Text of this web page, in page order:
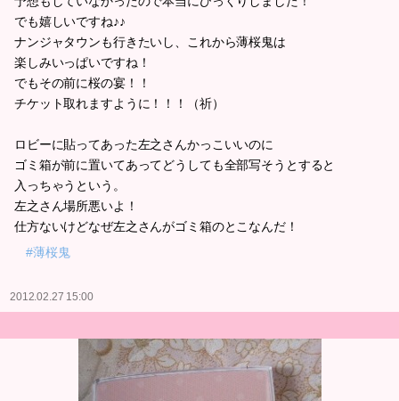
でも嬉しいですね♪♪
ナンジャタウンも行きたいし、これから薄桜鬼は
楽しみいっぱいですね！
でもその前に桜の宴！！
チケット取れますように！！！（祈）
ロビーに貼ってあった左之さんかっこいいのに
ゴミ箱が前に置いてあってどうしても全部写そうとすると
入っちゃうという。
左之さん場所悪いよ！
仕方ないけどなぜ左之さんがゴミ箱のとこなんだ！
#薄桜鬼
2012.02.27 15:00